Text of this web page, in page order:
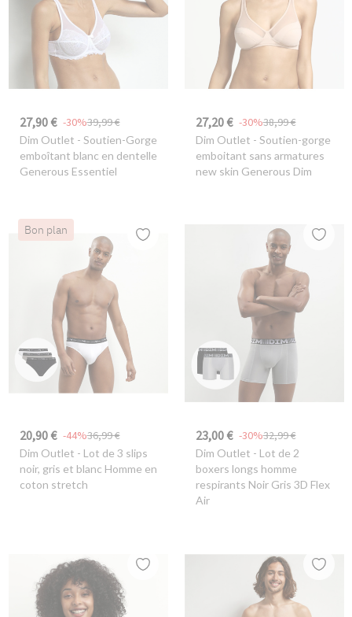
27,90 € 39,99 €
-30%
Dim Outlet - Soutien-Gorge
emboîtant blanc en dentelle
Generous Essentiel
27,20 € 38,99 €
-30%
Dim Outlet - Soutien-gorge
emboitant sans armatures
new skin Generous Dim
Bon plan
20,90 € 36,99 €
-44%
Dim Outlet - Lot de 3 slips
noir, gris et blanc Homme en
coton stretch
23,00 € 32,99 €
-30%
Dim Outlet - Lot de 2
boxers longs homme
respirants Noir Gris 3D Flex
Air